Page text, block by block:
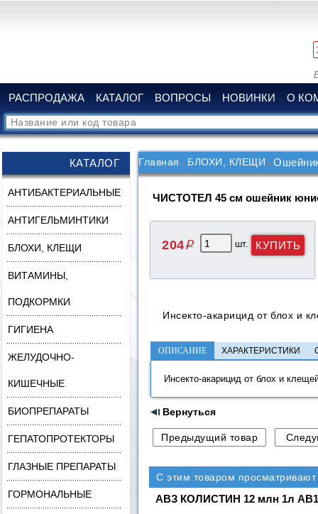
РАСПРОДАЖА КАТАЛОГ ВОПРОСЫ НОВИНКИ О
КАТАЛОГ
АНТИБАКТЕРИАЛЬНЫЕ
АНТИГЕЛЬМИНТИКИ
БЛОХИ, КЛЕЩИ
ВИТАМИНЫ,
ПОДКОРМКИ
ГИГИЕНА
ЖЕЛУДОЧНО-
КИШЕЧНЫЕ
БИОПРЕПАРАТЫ
ГЕПАТОПРОТЕКТОРЫ
ГЛАЗНЫЕ ПРЕПАРАТЫ
ГОРМОНАЛЬНЫЕ
Главная БЛОХИ, КЛЕЩИ
ЧИСТОТЕЛ 45 см ошейник
204q шт.
Инсекто-акарицид от блох и
ОПИСАНИЕ ХАРАКТЕРИСТИКИ
Инсекто-акарицид от блох и
Вернуться
С этим товаром просматривают
АВЗ КОЛИСТИН 12 млн 1л